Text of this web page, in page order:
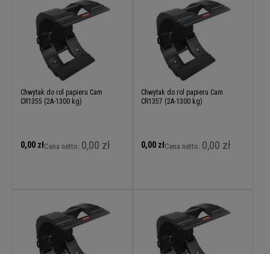
Chwytak do rol papieru Cam
CR1355 (2A-1300 kg)
0,00 złCena netto: 0,00 zł
Chwytak do rol papieru Cam
CR1357 (2A-1300 kg)
0,00 złCena netto: 0,00 zł